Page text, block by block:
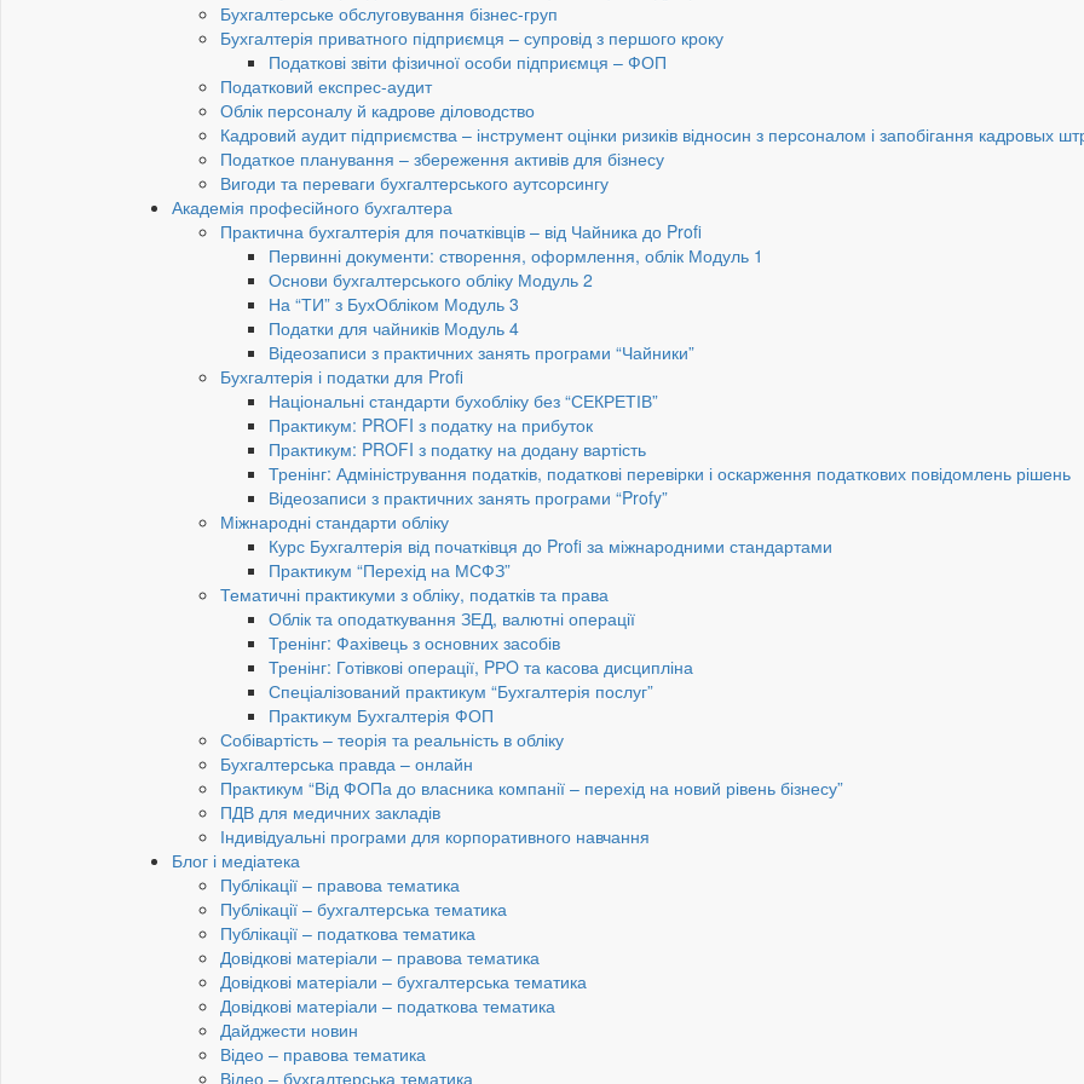
Бухгалтерське обслуговування бізнес-груп
Бухгалтерія приватного підприємця – супровід з першого кроку
Податкові звіти фізичної особи підприємця – ФОП
Податковий експрес-аудит
Облік персоналу й кадрове діловодство
Кадровий аудит підприємства – інструмент оцінки ризиків відносин з персоналом і запобігання кадровых
Податкое планування – збереження активів для бізнесу
Вигоди та переваги бухгалтерського аутсорсингу
Академія професійного бухгалтера
Практична бухгалтерія для початківців – від Чайника до Profi
Первинні документи: створення, оформлення, облік Модуль 1
Основи бухгалтерського обліку Модуль 2
На “ТИ” з БухОбліком Модуль 3
Податки для чайників Модуль 4
Відеозаписи з практичних занять програми “Чайники”
Бухгалтерія і податки для Profi
Національні стандарти бухобліку без “СЕКРЕТІВ”
Практикум: PROFI з податку на прибуток
Практикум: PROFI з податку на додану вартість
Тренінг: Адміністрування податків, податкові перевірки і оскарження податкових повідомлень рішень
Відеозаписи з практичних занять програми “Profy”
Міжнародні стандарти обліку
Курс Бухгалтерія від початківця до Profi за міжнародними стандартами
Практикум “Перехід на МСФЗ”
Тематичні практикуми з обліку, податків та права
Облік та оподаткування ЗЕД, валютні операції
Тренінг: Фахівець з основних засобів
Тренінг: Готівкові операції, PРO та касова дисципліна
Спеціалізований практикум “Бухгалтерія послуг”
Практикум Бухгалтерія ФОП
Собівартість – теорія та реальність в обліку
Бухгалтерська правда – онлайн
Практикум “Від ФОПа до власника компанії – перехід на новий рівень бізнесу”
ПДВ для медичних закладів
Індивідуальні програми для корпоративного навчання
Блог і медіатека
Публікації – правова тематика
Публікації – бухгалтерська тематика
Публікації – податкова тематика
Довідкові матеріали – правова тематика
Довідкові матеріали – бухгалтерська тематика
Довідкові матеріали – податкова тематика
Дайджести новин
Відео – правова тематика
Відео – бухгалтерська тематика